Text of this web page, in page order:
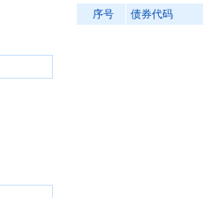
序号
债券代码